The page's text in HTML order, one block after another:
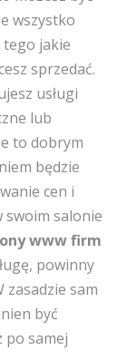
wszystko
tego jakie
sprzedać.
usługi
lub
to dobrym
będzie
cen i
swoim salonie
www firm
powinny
sam
być
po samej